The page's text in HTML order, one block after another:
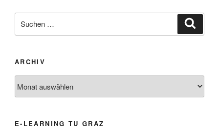
nach:
ARCHIV
E-LEARNING TU GRAZ